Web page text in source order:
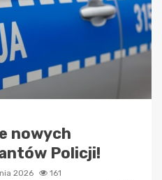
nowych
Policji!
2026 161